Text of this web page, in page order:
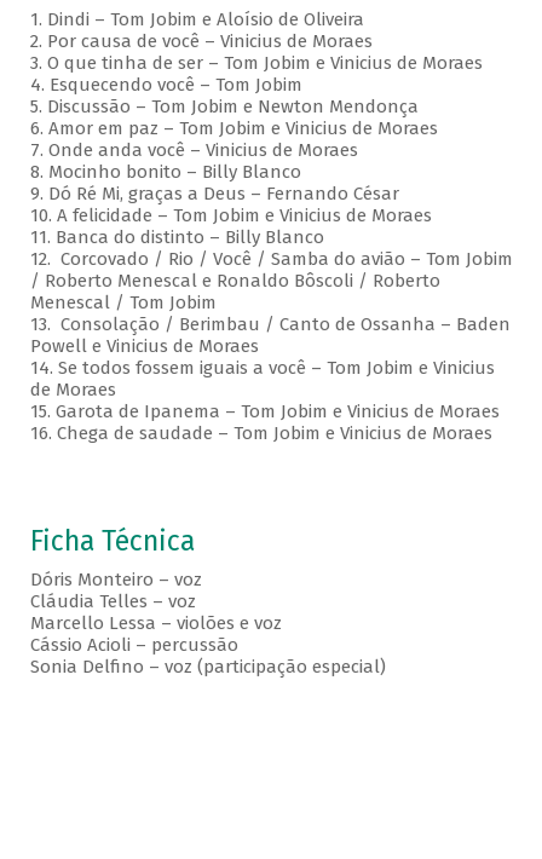
1. Dindi – Tom Jobim e Aloísio de Oliveira
2. Por causa de você – Vinicius de Moraes
3. O que tinha de ser – Tom Jobim e Vinicius de Moraes
4. Esquecendo você – Tom Jobim
5. Discussão – Tom Jobim e Newton Mendonça
6. Amor em paz – Tom Jobim e Vinicius de Moraes
7. Onde anda você – Vinicius de Moraes
8. Mocinho bonito – Billy Blanco
9. Dó Ré Mi, graças a Deus – Fernando César
10. A felicidade – Tom Jobim e Vinicius de Moraes
11. Banca do distinto – Billy Blanco
12. Corcovado / Rio / Você / Samba do avião – Tom Jobim
/ Roberto Menescal e Ronaldo Bôscoli / Roberto
Menescal / Tom Jobim
13. Consolação / Berimbau / Canto de Ossanha – Baden
Powell e Vinicius de Moraes
14. Se todos fossem iguais a você – Tom Jobim e Vinicius
de Moraes
15. Garota de Ipanema – Tom Jobim e Vinicius de Moraes
16. Chega de saudade – Tom Jobim e Vinicius de Moraes
Ficha Técnica
Dóris Monteiro – voz
Cláudia Telles – voz
Marcello Lessa – violões e voz
Cássio Acioli – percussão
Sonia Delfino – voz (participação especial)